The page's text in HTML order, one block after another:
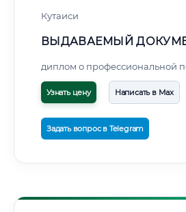
Кутаиси
ВЫДАВАЕМЫЙ
диплом о профессиональной
Узнать цену Написать в Max
Задать вопрос в Telegram